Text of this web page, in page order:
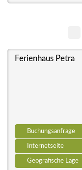
Ferienhaus Petra
Buchungsanfrage
Internetseite
Geografische Lage